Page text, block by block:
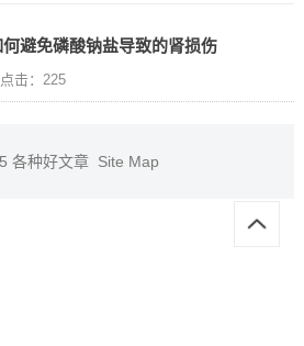
避免磷酸钠盐导致的肾损伤
点击：225
各种好文章 Site Map